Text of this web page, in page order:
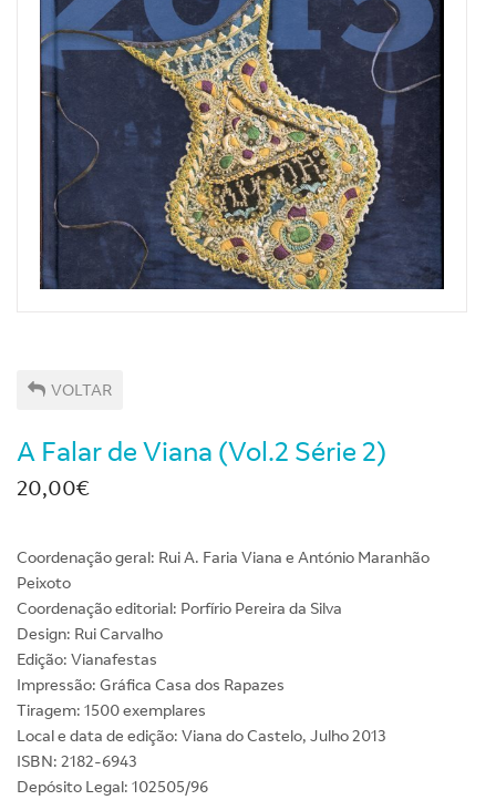
VOLTAR
A Falar de Viana (Vol.2 Série 2)
20,00€
Coordenação geral: Rui A. Faria Viana e António Maranhão
Peixoto
Coordenação editorial: Porfírio Pereira da Silva
Design: Rui Carvalho
Edição: Vianafestas
Impressão: Gráfica Casa dos Rapazes
Tiragem: 1500 exemplares
Local e data de edição: Viana do Castelo, Julho 2013
ISBN: 2182-6943
Depósito Legal: 102505/96